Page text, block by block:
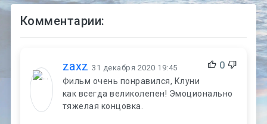
Комментарии:
zaxz 31 декабря 2020 19:45 0
Фильм очень понравился, Клуни
как всегда великолепен! Эмоционально
тяжелая концовка.